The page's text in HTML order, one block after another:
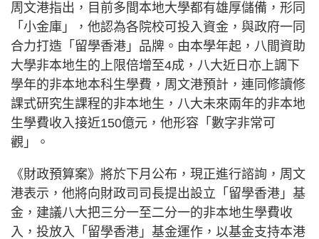
周文港指出，目前多間本地大學都有雄厚儲備，形同
「小金庫」，他認為各院校可投入資金，與政府一同
合力打造「留學香港」品牌。由本學年起，八間資助
大學非本地生的上限倍增至4成，八大近日亦上調下
學年的非本地本科生學費，周文港預計，連同修讀修
課式研究生課程的非本地生，八大未來兩年的非本地
生學費收入接近150億元，他形容「數字非常可
觀」。
《財政預算案》將於下月公布，現正進行諮詢，周文
港表示，他將向財政司司長提出設立「留學香港」基
金，建議八大把三分一至二分一的非本地生學費收
入，投放入「留學香港」基金運作，以基金支持本港